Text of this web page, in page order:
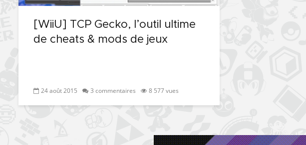
[WiiU] TCP Gecko, l’outil ultime
de cheats & mods de jeux
24 août 2015 3 commentaires 8 577 vues